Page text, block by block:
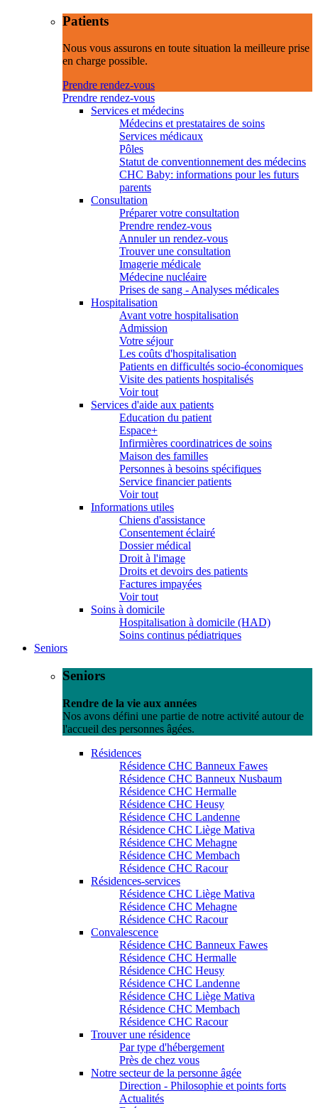
Patients
Nous vous assurons en toute situation la meilleure prise
en charge possible.
Prendre rendez-vous
Prendre rendez-vous
Services et médecins
Médecins et prestataires de soins
Services médicaux
Pôles
Statut de conventionnement des médecins
CHC Baby: informations pour les futurs
parents
Consultation
Préparer votre consultation
Prendre rendez-vous
Annuler un rendez-vous
Trouver une consultation
Imagerie médicale
Médecine nucléaire
Prises de sang - Analyses médicales
Hospitalisation
Avant votre hospitalisation
Admission
Votre séjour
Les coûts d'hospitalisation
Patients en difficultés socio-économiques
Visite des patients hospitalisés
Voir tout
Services d'aide aux patients
Education du patient
Espace+
Infirmières coordinatrices de soins
Maison des familles
Personnes à besoins spécifiques
Service financier patients
Voir tout
Informations utiles
Chiens d'assistance
Consentement éclairé
Dossier médical
Droit à l'image
Droits et devoirs des patients
Factures impayées
Voir tout
Soins à domicile
Hospitalisation à domicile (HAD)
Soins continus pédiatriques
Seniors
Seniors
Rendre de la vie aux années
Nos avons défini une partie de notre activité autour de
l'accueil des personnes âgées.
Résidences
Résidence CHC Banneux Fawes
Résidence CHC Banneux Nusbaum
Résidence CHC Hermalle
Résidence CHC Heusy
Résidence CHC Landenne
Résidence CHC Liège Mativa
Résidence CHC Mehagne
Résidence CHC Membach
Résidence CHC Racour
Résidences-services
Résidence CHC Liège Mativa
Résidence CHC Mehagne
Résidence CHC Racour
Convalescence
Résidence CHC Banneux Fawes
Résidence CHC Hermalle
Résidence CHC Heusy
Résidence CHC Landenne
Résidence CHC Liège Mativa
Résidence CHC Membach
Résidence CHC Racour
Trouver une résidence
Par type d'hébergement
Près de chez vous
Notre secteur de la personne âgée
Direction - Philosophie et points forts
Actualités